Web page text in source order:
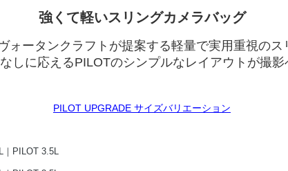
強くて軽いスリングカメラバッグ
ォータンクラフトが提案する軽量で実用重視の
しに応えるPILOTのシンプルなレイアウトが撮
PILOT UPGRADE サイズバリエーション